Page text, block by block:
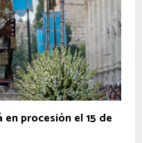
procesión el 15 de